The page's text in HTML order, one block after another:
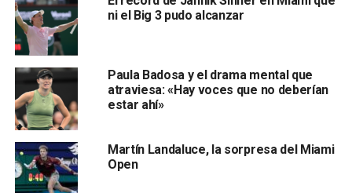
ni el Big 3 pudo alcanzar
Paula Badosa y el drama mental que
atraviesa: «Hay voces que no deberían
estar ahí»
Martín Landaluce, la sorpresa del Miami
Open